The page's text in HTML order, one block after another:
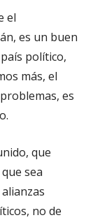
el
es un buen
político,
más, el
es
que
sea
no de